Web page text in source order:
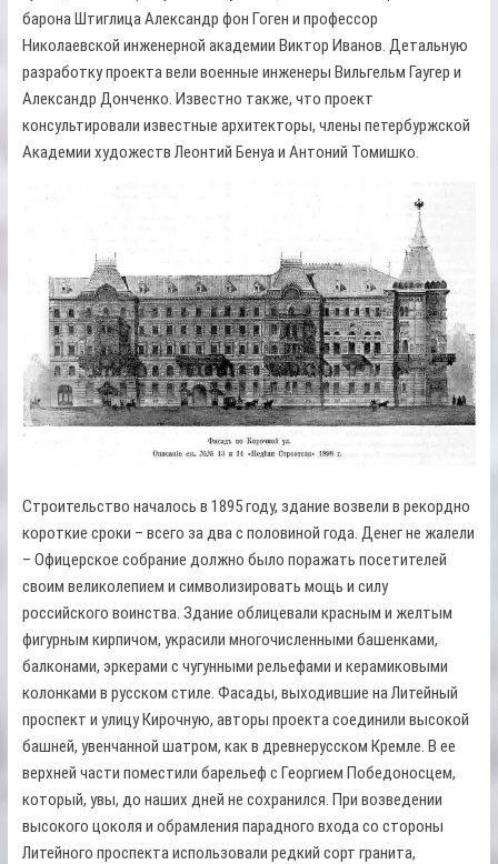
барона Штиглица Александр фон Гоген и профессор
Николаевской инженерной академии Виктор Иванов. Детальную
разработку проекта вели военные инженеры Вильгельм Гаугер и
Александр Донченко. Известно также, что проект
консультировали известные архитекторы, члены петербуржской
Академии художеств Леонтий Бенуа и Антоний Томишко.
Строительство началось в 1895 году, здание возвели в рекордно
короткие сроки – всего за два с половиной года. Денег не жалели
– Офицерское собрание должно было поражать посетителей
своим великолепием и символизировать мощь и силу
российского воинства. Здание облицевали красным и желтым
фигурным кирпичом, украсили многочисленными башенками,
балконами, эркерами с чугунными рельефами и керамиковыми
колонками в русском стиле. Фасады, выходившие на Литейный
проспект и улицу Кирочную, авторы проекта соединили высокой
башней, увенчанной шатром, как в древнерусском Кремле. В ее
верхней части поместили барельеф с Георгием Победоносцем,
который, увы, до наших дней не сохранился. При возведении
высокого цоколя и обрамления парадного входа со стороны
Литейного проспекта использовали редкий сорт гранита,